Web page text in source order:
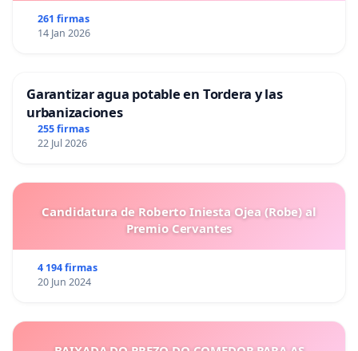
261 firmas
14 Jan 2026
Garantizar agua potable en Tordera y las
urbanizaciones
255 firmas
22 Jul 2026
Candidatura de Roberto Iniesta Ojea (Robe) al
Premio Cervantes
4 194 firmas
20 Jun 2024